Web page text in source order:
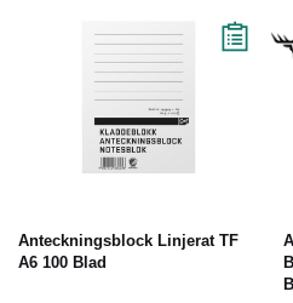
Anteckningsblock Linjerat TF
A6 100 Blad